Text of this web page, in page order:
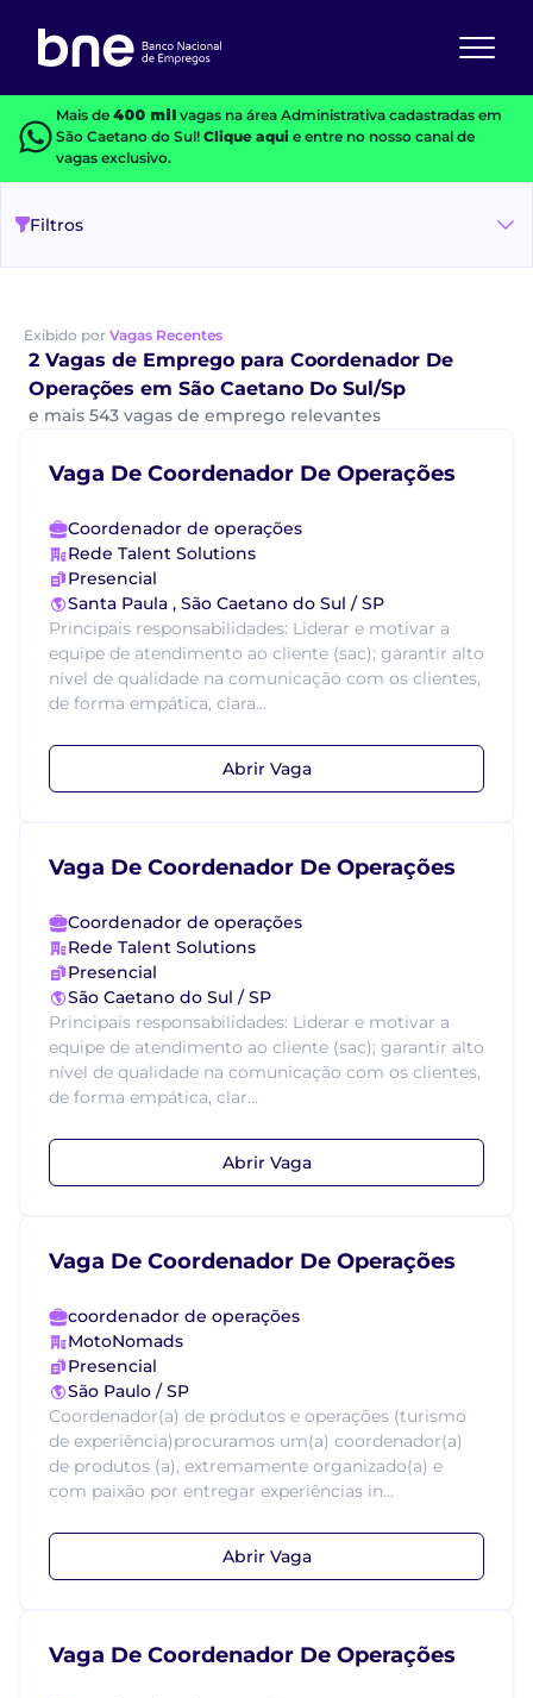
Mais de 400 milvagas na área Administrativa cadastradas em
São Caetano do Sul! Clique aquie entre no nosso canal de
vagas exclusivo.
Filtros
Exibido por Vagas Recentes
2 Vagas de Emprego para Coordenador De
Operações em São Caetano Do Sul/Sp
e mais 543 vagas de emprego relevantes
Vaga De Coordenador De Operações
Coordenador de operações
Rede Talent Solutions
Presencial
Santa Paula , São Caetano do Sul / SP
Principais responsabilidades: Liderar e motivar a
equipe de atendimento ao cliente (sac); garantir alto
nível de qualidade na comunicação com os clientes,
de forma empática, clara...
Abrir Vaga
Vaga De Coordenador De Operações
Coordenador de operações
Rede Talent Solutions
Presencial
São Caetano do Sul / SP
Principais responsabilidades: Liderar e motivar a
equipe de atendimento ao cliente (sac); garantir alto
nível de qualidade na comunicação com os clientes,
de forma empática, clar...
Abrir Vaga
Vaga De Coordenador De Operações
coordenador de operações
MotoNomads
Presencial
São Paulo / SP
Coordenador(a) de produtos e operações (turismo
de experiência)procuramos um(a) coordenador(a)
de produtos (a), extremamente organizado(a) e
com paixão por entregar experiências in...
Abrir Vaga
Vaga De Coordenador De Operações